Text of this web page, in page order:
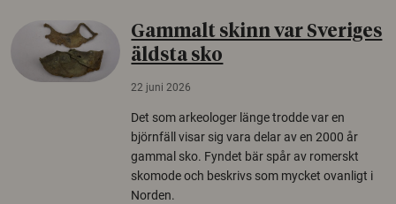
Gammalt skinn var Sveriges
äldsta sko
22 juni 2026
Det som arkeologer länge trodde var en
björnfäll visar sig vara delar av en 2000 år
gammal sko. Fyndet bär spår av romerskt
skomode och beskrivs som mycket ovanligt i
Norden.